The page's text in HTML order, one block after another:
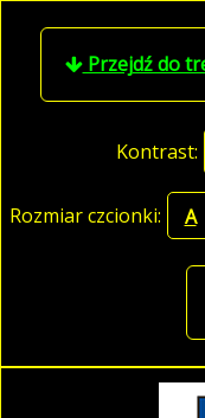
Przejdź do
Kontrast:
Rozmiar czcionki: A